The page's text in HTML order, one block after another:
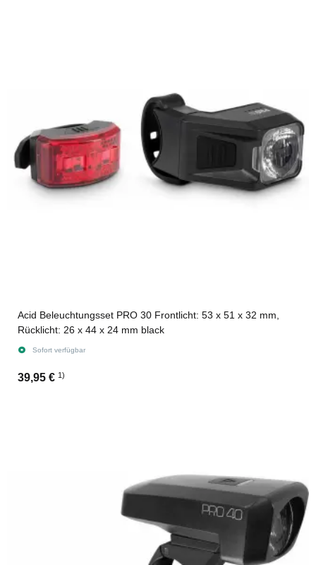
Acid Beleuchtungsset PRO 30 Frontlicht: 53 x 51 x 32 mm,
Rücklicht: 26 x 44 x 24 mm black
Sofort verfügbar
39,95 € 1)